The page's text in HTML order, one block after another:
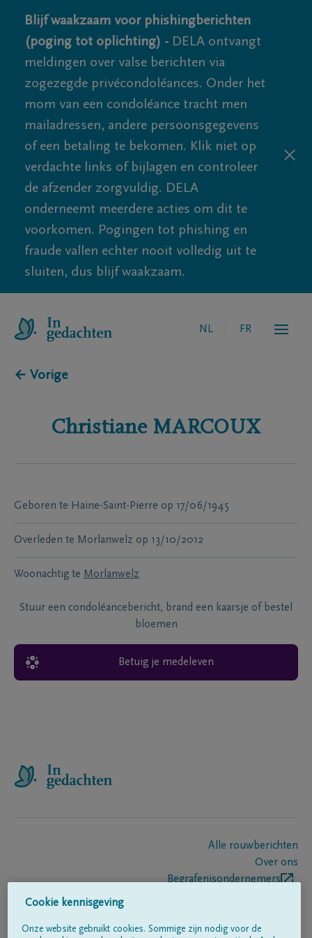
Blijf waakzaam voor phishingberichten
(poging tot oplichting) - DELA ontvangt
meldingen over valse berichten via
zogezegde privécondoléances. Onder het
mom van een condoléance tracht men
mailadressen, andere persoonsgegevens
of een betaling te bekomen. Klik niet op
verdachte links of bijlagen en controleer
de afzender zorgvuldig. DELA
onderneemt meerdere acties om dit te
voorkomen. Pogingen tot phishing en
fraude vallen echter nooit volledig uit te
sluiten, dus blijf waakzaam.
NL FR
← Vorige
Christiane MARCOUX
Geboren te Haine-Saint-Pierre op 17/06/1945
Overleden te Morlanwelz op 13/10/2012
Woonachtig te Morlanwelz
Stuur een condoléancebericht, brand een kaarsje of bestel
bloemen
Betuig je medeleven
Alle rouwberichten
Over ons
Begrafenisondernemers
Cookie kennisgeving
Onze website gebruikt cookies. Sommige zijn nodig voor de